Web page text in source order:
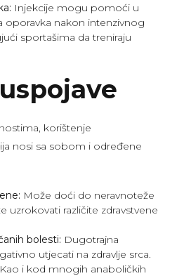
Injekcije mogu pomoći u
oporavka nakon intenzivnog
sportašima da treniraju
korištenje
nosi sa sobom i određene
Može doći do neravnoteže
uzrokovati različite zdravstvene
bolesti: Dugotrajna
utjecati na zdravlje srca.
Kao i kod mnogih anaboličkih